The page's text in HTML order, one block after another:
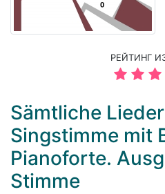
РЕЙТИНГ
Sämtliche
Singstimme mit
Pianoforte.
Stimme